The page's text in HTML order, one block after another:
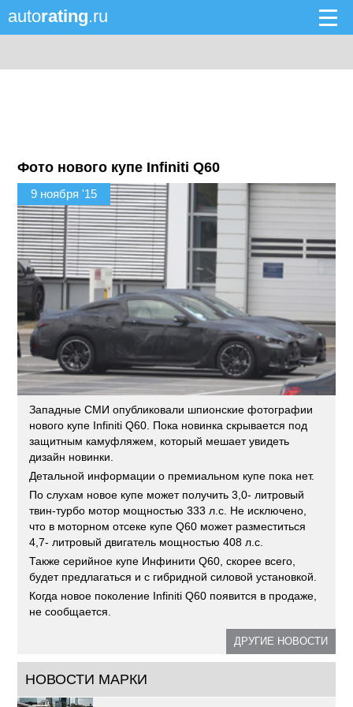
autorating.ru
Фото нового купе Infiniti Q60
9 ноября '15
Западные СМИ опубликовали шпионские фотографии
нового купе Infiniti Q60. Пока новинка скрывается под
защитным камуфляжем, который мешает увидеть
дизайн новинки.
Детальной информации о премиальном купе пока нет.
По слухам новое купе может получить 3,0- литровый
твин-турбо мотор мощностью 333 л.с. Не исключено,
что в моторном отсеке купе Q60 может разместиться
4,7- литровый двигатель мощностью 408 л.с.
Также серийное купе Инфинити Q60, скорее всего,
будет предлагаться и с гибридной силовой установкой.
Когда новое поколение Infiniti Q60 появится в продаже,
не сообщается.
ДРУГИЕ НОВОСТИ
НОВОСТИ МАРКИ